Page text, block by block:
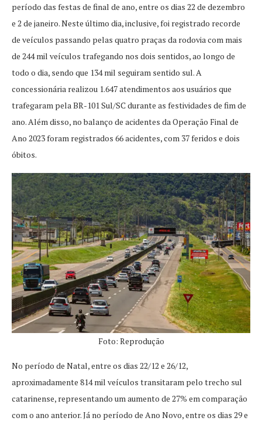
período das festas de final de ano, entre os dias 22 de dezembro
e 2 de janeiro. Neste último dia, inclusive, foi registrado recorde
de veículos passando pelas quatro praças da rodovia com mais
de 244 mil veículos trafegando nos dois sentidos, ao longo de
todo o dia, sendo que 134 mil seguiram sentido sul. A
concessionária realizou 1.647 atendimentos aos usuários que
trafegaram pela BR-101 Sul/SC durante as festividades de fim de
ano. Além disso, no balanço de acidentes da Operação Final de
Ano 2023 foram registrados 66 acidentes, com 37 feridos e dois
óbitos.
Foto: Reprodução
No período de Natal, entre os dias 22/12 e 26/12,
aproximadamente 814 mil veículos transitaram pelo trecho sul
catarinense, representando um aumento de 27% em comparação
com o ano anterior. Já no período de Ano Novo, entre os dias 29 e